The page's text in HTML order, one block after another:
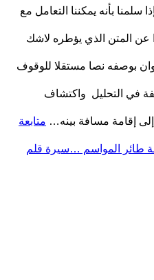
سلمنا بأنه يمكننا التعامل مع
عن المتن الذي يؤطره لاشك
بوصفه نصا مستقلا للوقوف
في التحليل واكتشاف
متابعة
طائر المواسم …سيرة قلم